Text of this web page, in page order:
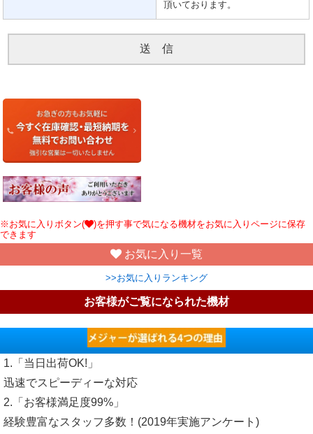
頂いております。
※お気に入りボタン(
)を押す事で気になる機材をお気に入りページに保存
できます
お気に入り一覧
>>お気に入りランキング
お客様がご覧になられた機材
1.「当日出荷OK!」
迅速でスピーディーな対応
2.「お客様満足度99%」
経験豊富なスタッフ多数！(2019年実施アンケート)